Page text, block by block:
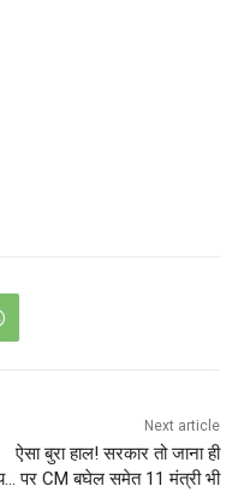
Next article
ऐसा बुरा हाल! सरकार तो जाना ही
पर CM बघेल समेत 11 मंत्री भी